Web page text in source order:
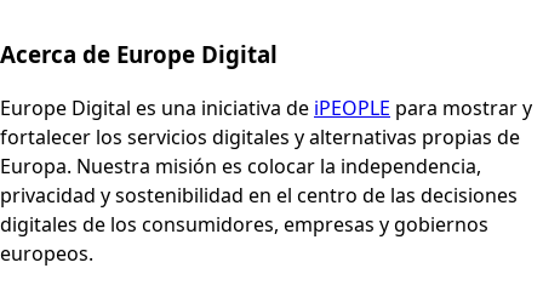
Acerca de Europe Digital
Europe Digital es una iniciativa de iPEOPLE para mostrar y
fortalecer los servicios digitales y alternativas propias de
Europa. Nuestra misión es colocar la independencia,
privacidad y sostenibilidad en el centro de las decisiones
digitales de los consumidores, empresas y gobiernos
europeos.